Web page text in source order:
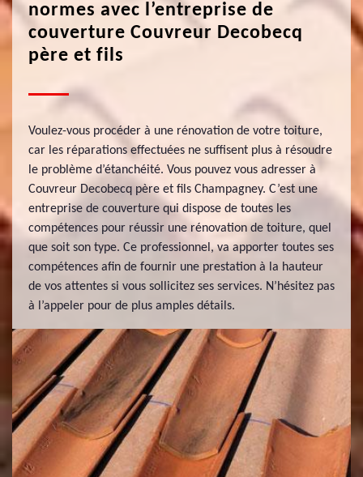
normes avec l’entreprise de
couverture Couvreur Decobecq
père et fils
Voulez-vous procéder à une rénovation de votre toiture,
car les réparations effectuées ne suffisent plus à résoudre
le problème d’étanchéité. Vous pouvez vous adresser à
Couvreur Decobecq père et fils Champagney. C’est une
entreprise de couverture qui dispose de toutes les
compétences pour réussir une rénovation de toiture, quel
que soit son type. Ce professionnel, va apporter toutes ses
compétences afin de fournir une prestation à la hauteur
de vos attentes si vous sollicitez ses services. N’hésitez pas
à l’appeler pour de plus amples détails.